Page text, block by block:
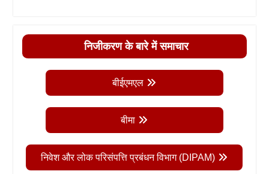
निजीकरण के बारे में समाचार
बीईएमएल
बीमा
निवेश और लोक परिसंपत्ति प्रबंधन विभाग (DIPAM)